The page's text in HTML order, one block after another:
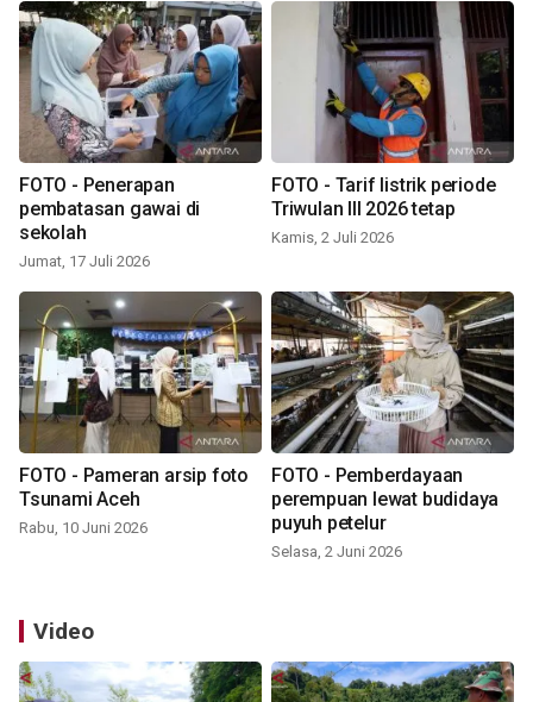
FOTO - Penerapan
pembatasan gawai di
sekolah
Jumat, 17 Juli 2026
FOTO - Tarif listrik periode
Triwulan III 2026 tetap
Kamis, 2 Juli 2026
FOTO - Pameran arsip foto
Tsunami Aceh
Rabu, 10 Juni 2026
FOTO - Pemberdayaan
perempuan lewat budidaya
puyuh petelur
Selasa, 2 Juni 2026
Video